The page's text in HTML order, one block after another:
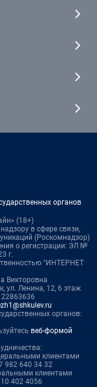
органов
(18+)
в сфере связи,
(Роскомнадзор)
о регистрации: ЭЛ №
г.
"ИНТЕРНЕТ
Викторовна
ул. Ленина, 12, 6 этаж
органов:
веб-формой
клиентами
982 640 34 32
клиентами
402 4056